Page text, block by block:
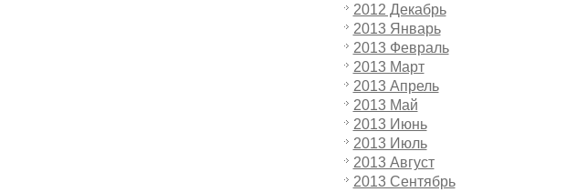
2012 Декабрь
2013 Январь
2013 Февраль
2013 Март
2013 Апрель
2013 Май
2013 Июнь
2013 Июль
2013 Август
2013 Сентябрь